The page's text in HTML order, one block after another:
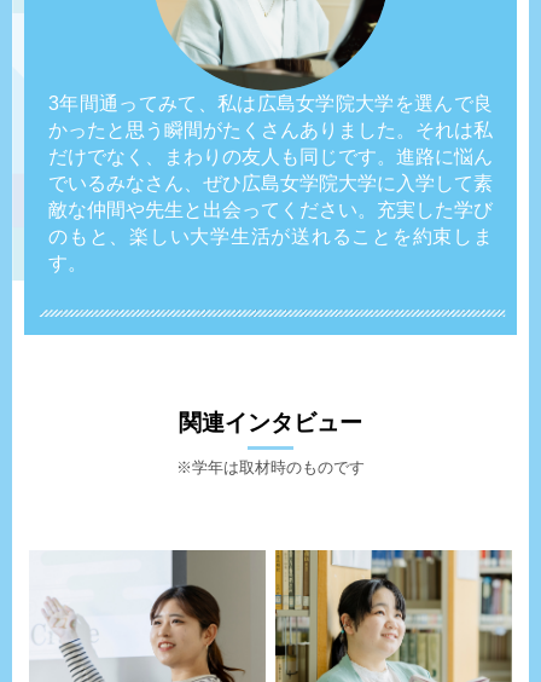
3年間通ってみて、私は広島女学院大学を選んで良
かったと思う瞬間がたくさんありました。それは私
だけでなく、まわりの友人も同じです。進路に悩ん
でいるみなさん、ぜひ広島女学院大学に入学して素
敵な仲間や先生と出会ってください。充実した学び
のもと、楽しい大学生活が送れることを約束しま
す。
関連インタビュー
※学年は取材時のものです